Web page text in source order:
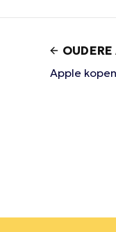
Apple